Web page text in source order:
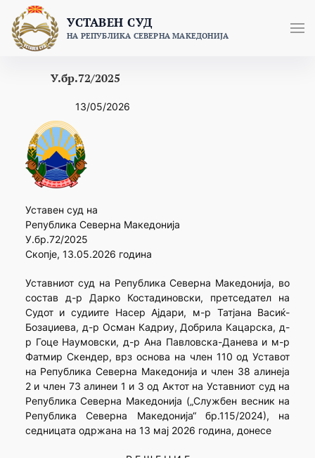
content
УСТАВЕН СУД
НА РЕПУБЛИКА СЕВЕРНА МАКЕДОНИЈА
У.бр.72/2025
13/05/2026
Уставен суд на
Република Северна Македонија
У.бр.72/2025
Скопје, 13.05.2026 година
Уставниот суд на Република Северна Македонија, во
состав д-р Дарко Костадиновски, претседател на
Судот и судиите Насер Ајдари, м-р Татјана Васиќ-
Бозаџиева, д-р Осман Кадриу, Добрила Кацарска, д-
р Гоце Наумовски, д-р Ана Павловска-Данева и м-р
Фатмир Скендер, врз основа на член 110 од Уставот
на Република Северна Македонија и член 38 алинеја
2 и член 73 алинеи 1 и 3 од Актот на Уставниот суд на
Република Северна Македонија („Службен весник на
Република Северна Македонија“ бр.115/2024), на
седницата одржана на 13 мај 2026 година, донесе